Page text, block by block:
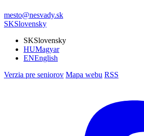
mesto@nesvady.sk
SKSlovensky
SKSlovensky
HUMagyar
ENEnglish
Verzia pre seniorov Mapa webu RSS